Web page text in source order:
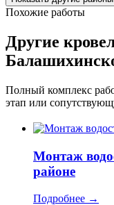
Похожие работы
Другие
Полный комплекс
этап или
Монтаж
районе
Подробнее →